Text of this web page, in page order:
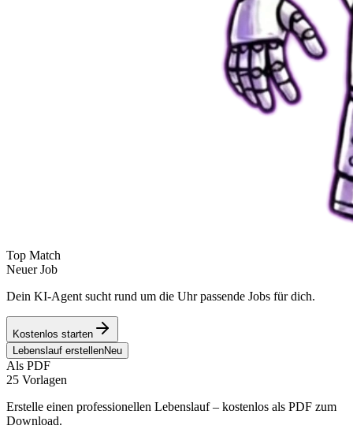
Top Match
Neuer Job
Dein KI-Agent sucht rund um die Uhr passende Jobs für dich.
Kostenlos starten
Lebenslauf erstellenNeu
Als PDF
25 Vorlagen
Erstelle einen professionellen Lebenslauf – kostenlos als PDF zum
Download.